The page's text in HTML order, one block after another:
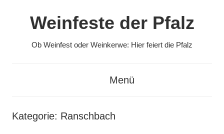
Weinfeste der Pfalz
Ob Weinfest oder Weinkerwe: Hier feiert die Pfalz
Menü
Kategorie: Ranschbach